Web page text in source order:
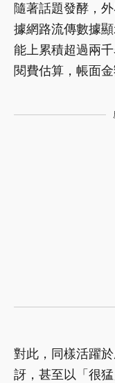
隨著話題發酵，
據網路流傳數據
能上累積超過兩
閱費估算，帳面
對此，同樣活躍
訝，甚至以「很